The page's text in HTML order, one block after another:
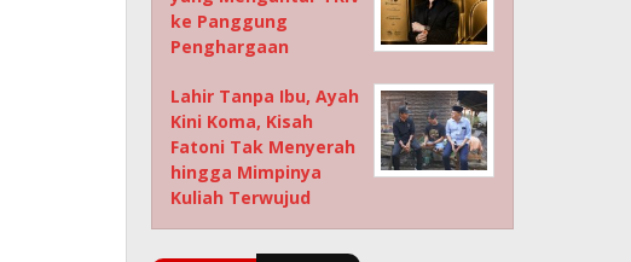
ke Panggung
Penghargaan
Lahir Tanpa Ibu, Ayah
Kini Koma, Kisah
Fatoni Tak Menyerah
hingga Mimpinya
Kuliah Terwujud